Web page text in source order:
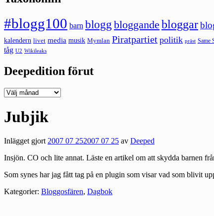
#blogg100 barn blogg bloggande bloggar
kalendern livet media musik Mymlan Piratpartiet politik präst Same
tåg U2 Wikileaks
Deepedition förut
Deepedition
Jubjik
Inlägget gjort2007 07 252007 07 25 av Deeped
Insjön. CO och lite annat. Läste en artikel om att skydda barnen
Som synes har jag fått tag på en plugin som visar vad som blivit
Kategorier: Bloggosfären, Dagbok